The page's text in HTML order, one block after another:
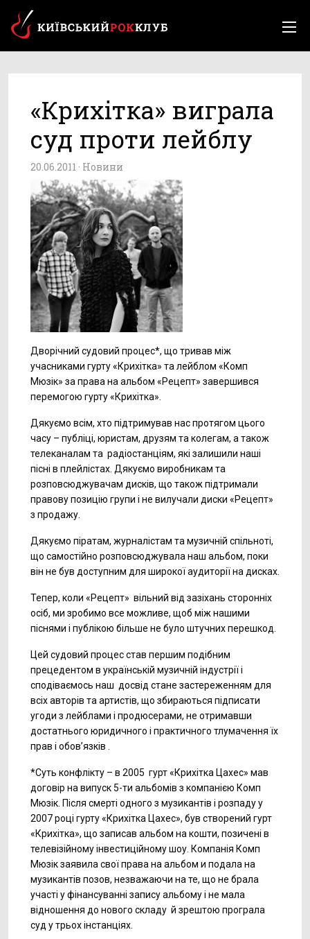
«Крихітка» виграла
суд проти лейблу
20.06.2011 · Новини
Дворічний судовий процес*, що тривав між
учасниками гурту «Крихітка» та лейблом «Комп
Мюзік» за права на альбом «Рецепт» завершився
перемогою гурту «Крихітка».
Дякуємо всім, хто підтримував нас протягом цього
часу – публіці, юристам, друзям та колегам, а також
телеканалам та радіостанціям, які залишили наші
пісні в плейлістах. Дякуємо виробникам та
розповсюджувачам дисків, що також підтримали
правову позицію групи і не вилучали диски «Рецепт»
з продажу.
Дякуємо піратам, журналістам та музичній спільноті,
що самостійно розповсюджувала наш альбом, поки
він не був доступним для широкої аудиторії на дисках.
Тепер, коли «Рецепт» вільний від зазіхань сторонніх
осіб, ми зробимо все можливе, щоб між нашими
піснями і публікою більше не було штучних перешкод.
Цей судовий процес став першим подібним
прецедентом в українській музичній індустрії і
сподіваємось наш досвід стане застереженням для
всіх авторів та артистів, що збираються підписати
угоди з лейблами і продюсерами, не отримавши
достатнього юридичного і практичного тлумачення їх
прав і обов’язків .
*Суть конфлікту – в 2005 гурт «Крихітка Цахес» мав
договір на випуск 5-ти альбомів з компанією Комп
Мюзік. Після смерті одного з музикантів і розпаду у
2007 році гурту «Крихітка Цахес», був створений гурт
«Крихітка», що записав альбом на кошти, позичені в
телевізійному інвестиційному шоу. Компанія Комп
Мюзік заявила свої права на альбом и подала на
музикантів позов, незважаючи на те, що не брала
участі у фінансуванні запису альбому і не мала
відношення до нового складу й зрештою програла
суд у трьох інстанціях.